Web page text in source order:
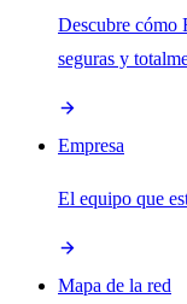
Descubre cómo
seguras y
Empresa
El equipo que
Mapa de la red